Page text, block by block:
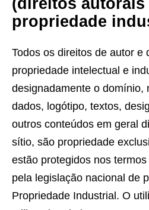
propriedade
Todos os direitos de autor e
propriedade intelectual e
designadamente o domínio,
dados, logótipo, textos,
outros conteúdos em geral
sítio, são propriedade
estão protegidos nos
pela legislação nacional de
Propriedade Industrial. O